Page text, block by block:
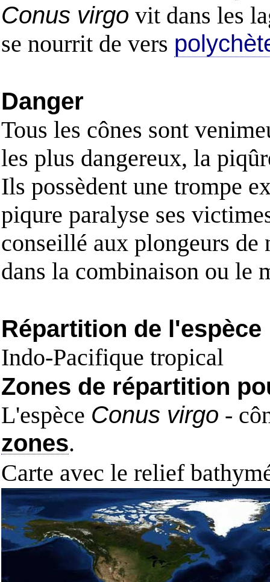
Conus virgo vit dans les
se nourrit de vers
Danger
Tous les cônes sont
les plus dangereux, la
Ils possèdent une trompe
piqure paralyse ses
conseillé aux plongeurs de
dans la combinaison ou le
Répartition de l'espèce
Indo-Pacifique tropical
Zones de répartition
L'espèce Conus virgo -
zones.
Carte avec le relief